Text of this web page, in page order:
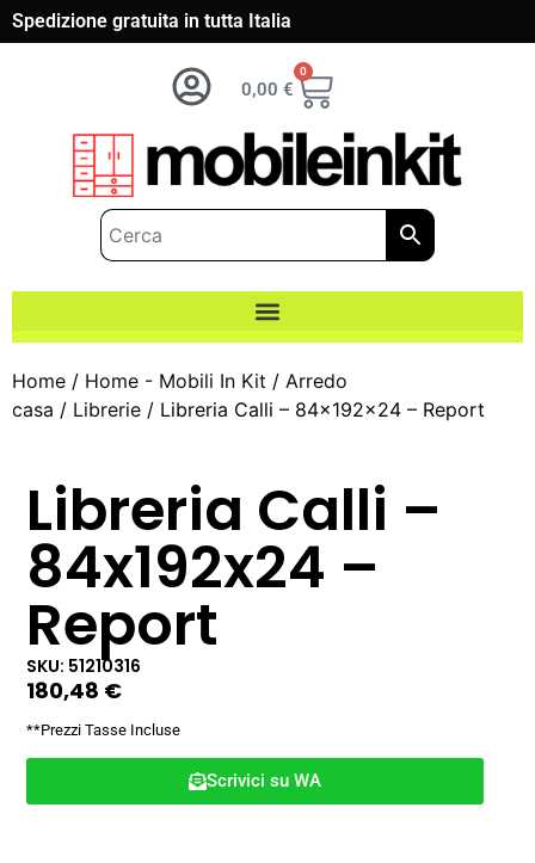
Spedizione gratuita in tutta Italia
0,00 €
0
Home / Home - Mobili In Kit / Arredo
casa / Librerie / Libreria Calli – 84x192x24 – Report
Libreria Calli –
84x192x24 –
Report
SKU: 51210316
180,48 €
**Prezzi Tasse Incluse
Scrivici su WA